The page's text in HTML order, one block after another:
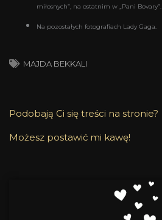
miłosnych”, na ostatnim w „Pani Bovary”.
Na pozostałych fotografiach Lady Gaga.
MAJDA BEKKALI
Podobają Ci się treści na stronie?
Możesz postawić mi kawę!